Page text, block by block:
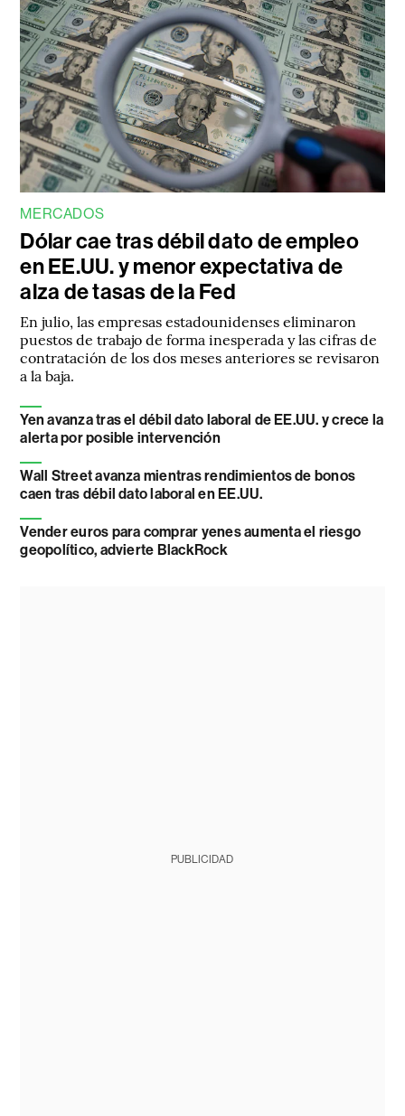
MERCADOS
Dólar cae tras débil dato de empleo
en EE.UU. y menor expectativa de
alza de tasas de la Fed
En julio, las empresas estadounidenses eliminaron
puestos de trabajo de forma inesperada y las cifras de
contratación de los dos meses anteriores se revisaron
a la baja.
Yen avanza tras el débil dato laboral de EE.UU. y crece la
alerta por posible intervención
Wall Street avanza mientras rendimientos de bonos
caen tras débil dato laboral en EE.UU.
Vender euros para comprar yenes aumenta el riesgo
geopolítico, advierte BlackRock
PUBLICIDAD